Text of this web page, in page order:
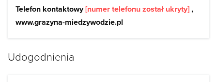
Telefon kontaktowy[numer telefonu został ukryty],
www.grazyna-miedzywodzie.pl
Udogodnienia